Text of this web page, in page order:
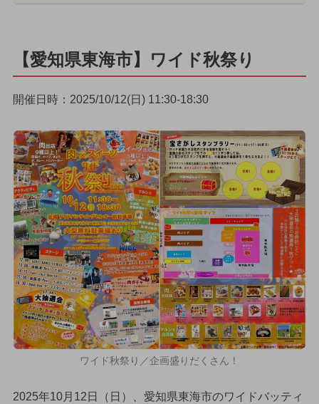
【愛知県東海市】ワイド秋祭り
開催日時：2025/10/12(日) 11:30-18:30
ワイド秋祭り／企画盛りだくさん！
2025年10月12日（日）、愛知県東海市のワイドバッティ